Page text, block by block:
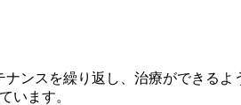
ンスを繰り返し、治療ができるよ
います。